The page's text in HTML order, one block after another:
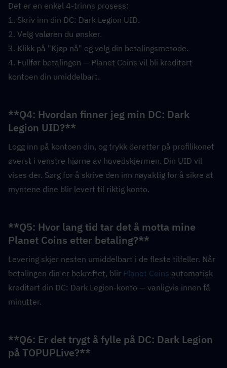
Det er en enkel 4-trinns prosess:
1. Skriv inn din DC: Dark Legion UID.
2. Velg valøren du ønsker.
3. Klikk på "Kjøp nå" og velg din betalingsmetode.
4. Fullfør betalingen — Planet Coins vil bli kreditert
kontoen din umiddelbart.
**Q4: Hvordan finner jeg min DC: Dark
Legion UID?**
Logg inn på kontoen din, og trykk deretter på profilikonet
øverst i venstre hjørne av hovedskjermen. Din UID vil
vises der. Sørg for å skrive den inn nøyaktig for å sikre at
myntene dine blir levert til riktig konto.
**Q5: Hvor lang tid tar det å motta mine
Planet Coins etter betaling?**
Levering skjer nesten umiddelbart i de fleste tilfeller. Når
betalingen din er bekreftet, blir Planet Coins automatisk
kreditert din DC: Dark Legion-konto — vanligvis innen få
minutter.
**Q6: Er det trygt å fylle på DC: Dark Legion
på TOPUPLive?**